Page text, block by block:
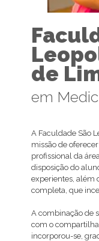
de
em
A Faculdade São
missão de
profissional da
disposição do
experientes, além
completa, que
A combinação de
com o
incorporou-se,